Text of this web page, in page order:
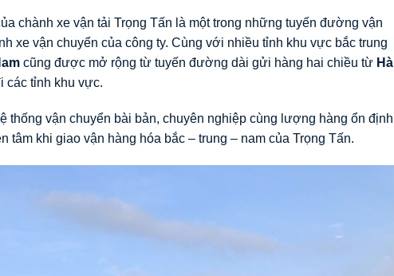
chành xe vận tải Trọng Tấn là một trong những tuyến đường vận
xe vận chuyển của công ty. Cùng với nhiều tỉnh khu vực bắc trung
cũng được mở rộng từ tuyến đường dài gửi hàng hai chiều từ Hà
các tỉnh khu vực.
vận chuyển bài bản, chuyên nghiệp cùng lượng hàng ổn định
tâm khi giao vận hàng hóa bắc – trung – nam của Trọng Tấn.